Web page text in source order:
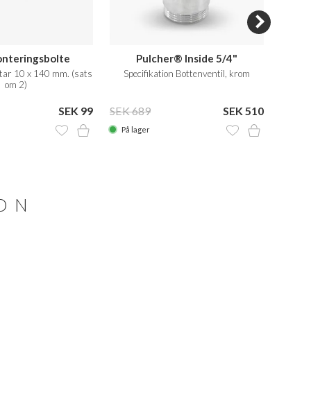
10 x 140 mm. (sats
om 2)
SEK 99
Pulcher® Inside 5/4"
Specifikation Bottenventil, krom
SEK 689 SEK 510
På lager